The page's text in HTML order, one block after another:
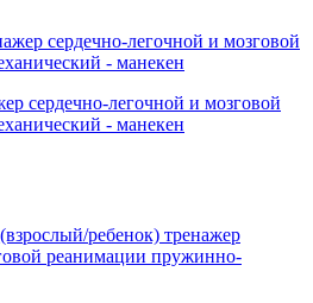
сердечно-легочной и мозговой
- манекен